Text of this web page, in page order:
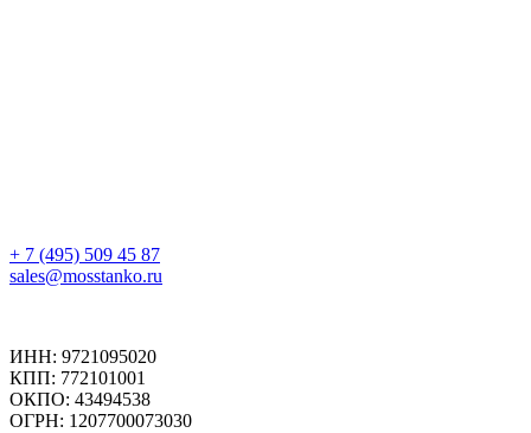
+ 7 (495) 509 45 87
sales@mosstanko.ru
ИНН: 9721095020
КПП: 772101001
ОКПО: 43494538
ОГРН: 1207700073030